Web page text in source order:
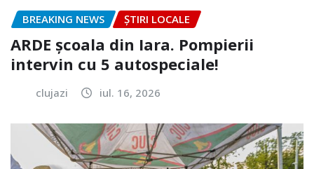
BREAKING NEWS ȘTIRI LOCALE
ARDE școala din Iara. Pompierii
intervin cu 5 autospeciale!
clujazi iul. 16, 2026